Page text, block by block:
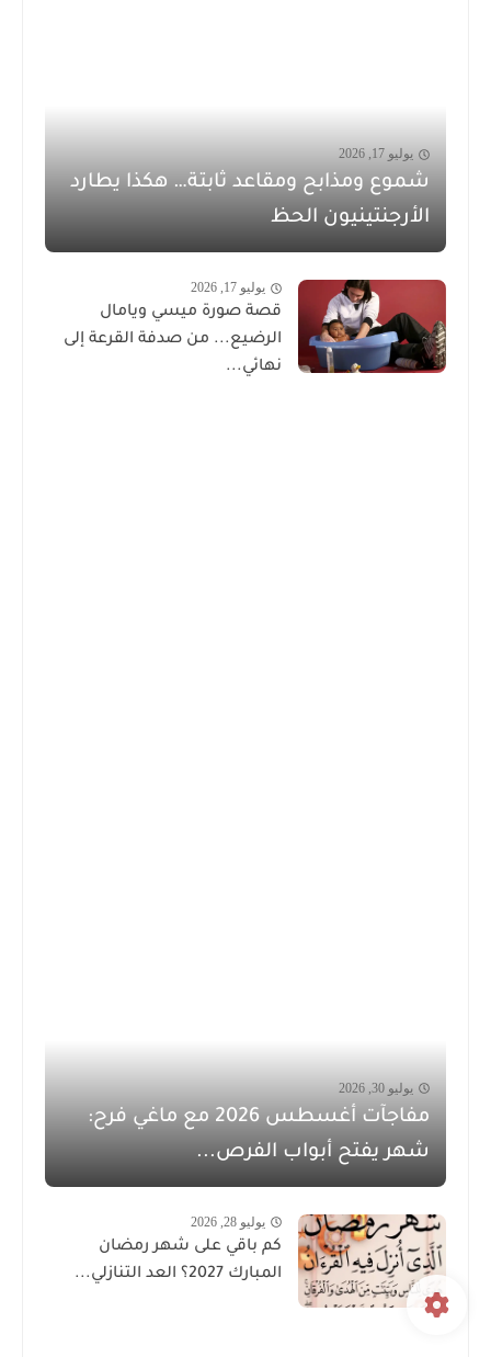
يوليو 17, 2026
شموع ومذابح ومقاعد ثابتة… هكذا يطارد
الأرجنتينيون الحظ
يوليو 17, 2026
قصة صورة ميسي ويامال
الرضيع... من صدفة القرعة إلى
نهائي...
يوليو 30, 2026
مفاجآت أغسطس 2026 مع ماغي فرح:
شهر يفتح أبواب الفرص...
يوليو 28, 2026
كم باقي على شهر رمضان
المبارك 2027؟ العد التنازلي...